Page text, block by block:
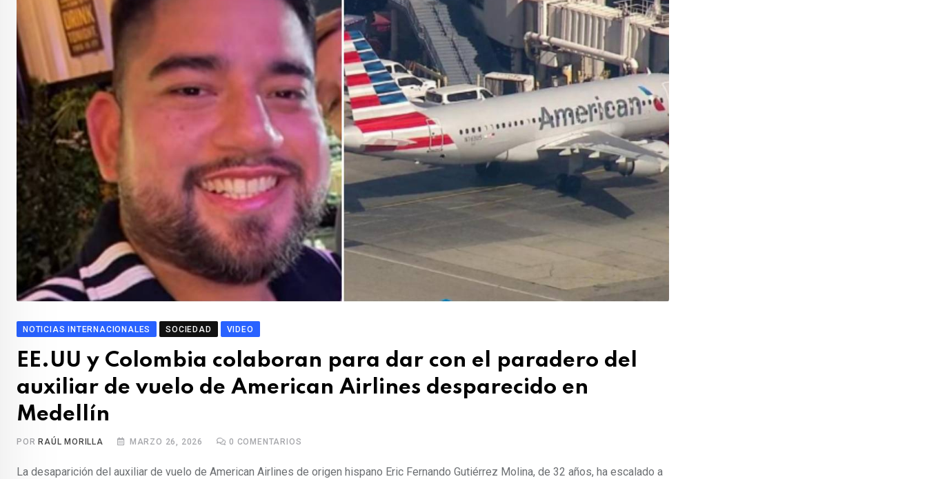
NOTICIAS INTERNACIONALES SOCIEDAD VIDEO
EE.UU y Colombia colaboran para dar con el paradero del
auxiliar de vuelo de American Airlines desparecido en
Medellín
POR RAÚL MORILLA MARZO 26, 2026 0 COMENTARIOS
La desaparición del auxiliar de vuelo de American Airlines de origen hispano Eric Fernando Gutiérrez Molina, de 32 años, ha escalado a